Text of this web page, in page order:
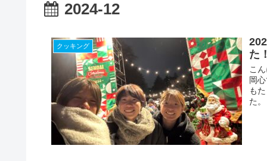
2024-12
クッキング
た
こ
岡
も
た